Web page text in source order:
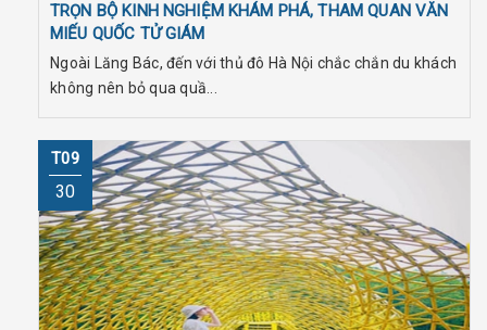
TRỌN BỘ KINH NGHIỆM KHÁM PHÁ, THAM QUAN VĂN
MIẾU QUỐC TỬ GIÁM
Ngoài Lăng Bác, đến với thủ đô Hà Nội chắc chắn du khách
không nên bỏ qua quầ...
T09
30